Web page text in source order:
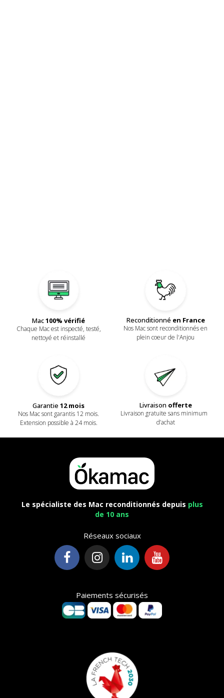
Mac100% vérifié
Chaque Mac est inspecté, testé,
nettoyé et réinstallé
Reconditionné en France
Nos Mac sont reconditionnés en
plein coeur de l'Anjou
Garantie 12 mois
Nos Mac sont garantis 12 mois.
Extension possible à 24 mois.
Livraison offerte
Livraison gratuite sans minimum
d’achat
Le spécialiste des Mac reconditionnés depuis plus
de 10 ans
Réseaux sociaux
Paiements sécurisés